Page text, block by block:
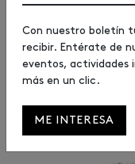
Con nuestro boletín
recibir. Entérate de
eventos, actividades
más en un clic.
ME INTERESA